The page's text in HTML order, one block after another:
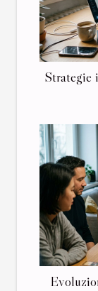
Strategie